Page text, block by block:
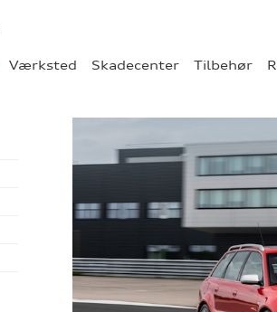
Værksted Skadecenter Tilbehør